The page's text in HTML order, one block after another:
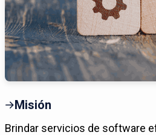
Misión
Brindar servicios de software